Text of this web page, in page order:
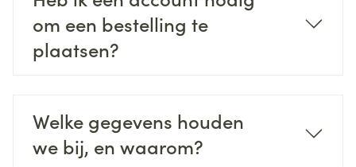
om een bestelling te
plaatsen?
Welke gegevens houden
we bij, en waarom?